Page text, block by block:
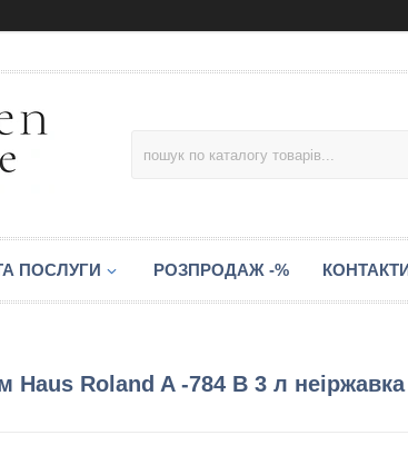
ПОСЛУГИ РОЗПРОДАЖ -%
Haus Roland A -784 B 3 л